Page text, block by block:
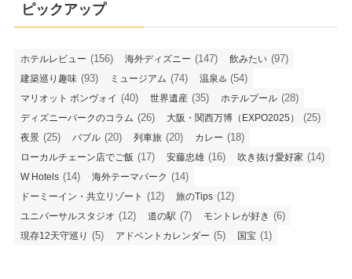
ピックアップ
ホテルレビュー (156) 海外ディズニー (147) 飲みたい (97)
建築巡り趣味 (93) ミュージアム (74) 温泉♨️ (54)
マリオット ボンヴォイ (40) 世界遺産 (35) ホテルプール (28)
ディズニーパークのコラム (26) 大阪・関西万博（EXPO2025） (25)
夜景 (25) バブル (20) 列車旅 (20) カレー (18)
ローカルチェーン店でご飯 (17) 安藤忠雄 (16) 吹き抜け愛好家 (14)
W Hotels (14) 海外テーマパーク (14)
ドーミーイン・共立リゾート (12) 旅のTips (12)
ユニバーサルスタジオ (12) 道の駅 (7) モントレが好き (6)
現存12天守巡り (5) アドベントカレンダー (5) 国宝 (1)